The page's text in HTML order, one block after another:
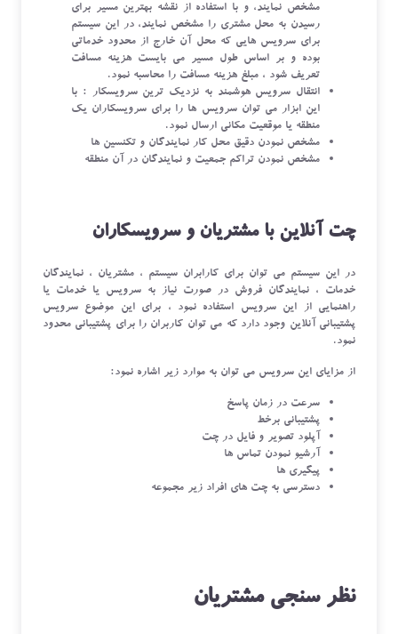
مشخص نمایند، و با استفاده از نقشه بهترین مسیر برای
رسیدن به محل مشتری را مشخص نمایند، در این سیستم
برای سرویس هایی که محل آن خارج از محدود خدماتی
بوده و بر اساس طول مسیر می بایست هزینه مسافت
تعریف شود ، مبلغ هزینه مسافت را محاسبه نمود.
انتقال سرویس هوشمند به نزدیک ترین سرویسکار : با
این ابزار می توان سرویس ها را برای سرویسکاران یک
منطقه یا موقعیت مکانی ارسال نمود.
مشخص نمودن دقیق محل کار نمایندگان و تکنسین ها
مشخص نمودن تراکم جمعیت و نمایندگان در آن منطقه
چت آنلاین با مشتریان و سرویسکاران
در این سیستم می توان برای کارابران سیستم ، مشتریان ، نمایندگان
خدمات ، نمایندگان فروش در صورت نیاز به سرویس یا خدمات یا
راهنمایی از این سرویس استفاده نمود ، برای این موضوع سرویس
پشتیبانی آنلاین وجود دارد که می توان کاربران را برای پشتیبانی محدود
نمود.
از مزایای این سرویس می توان به موارد زیر اشاره نمود:
سرعت در زمان پاسخ
پشتیبانی برخط
آپلود تصویر و فایل در چت
آرشیو نمودن تماس ها
پیگیری ها
دسترسی به چت های افراد زیر مجموعه
نظر سنجی مشتریان